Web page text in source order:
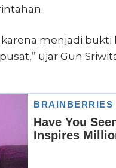
menjadi
ujar Gun